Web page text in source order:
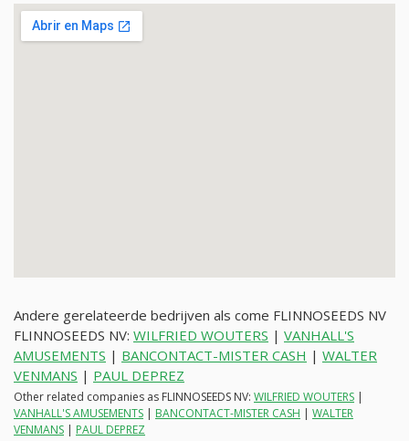
Andere gerelateerde bedrijven als come FLINNOSEEDS NV
FLINNOSEEDS NV: WILFRIED WOUTERS | VANHALL'S
AMUSEMENTS | BANCONTACT-MISTER CASH | WALTER
VENMANS | PAUL DEPREZ
Other related companies as FLINNOSEEDS NV: WILFRIED WOUTERS |
VANHALL'S AMUSEMENTS | BANCONTACT-MISTER CASH | WALTER
VENMANS | PAUL DEPREZ